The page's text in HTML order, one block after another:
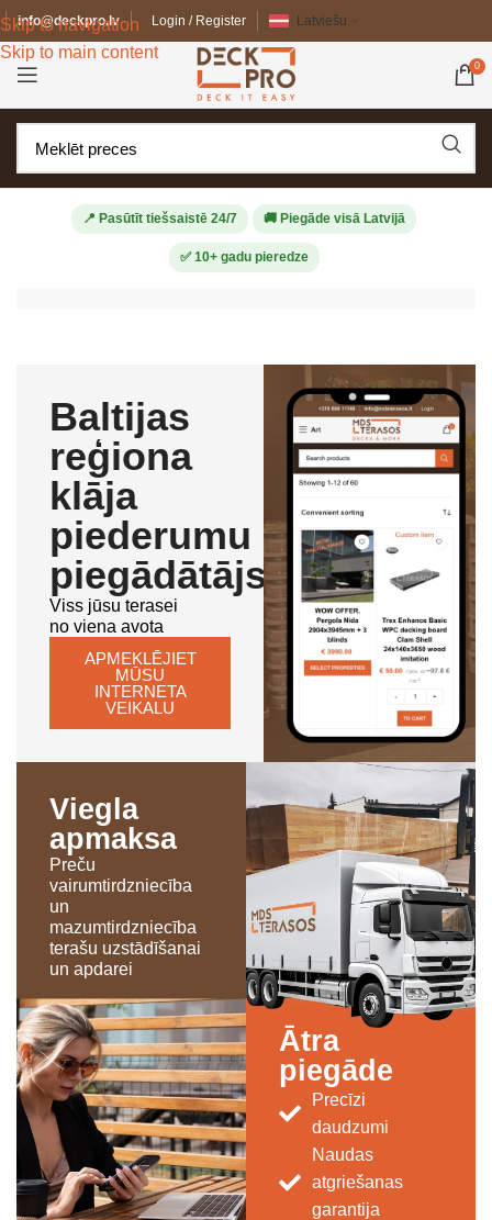
Skip to navigation
Skip to main content
info@deckpro.lv Login / Register Latviešu
0
📍 Pasūtīt tiešsaistē 24/7 🚚 Piegāde visā Latvijā
✅ 10+ gadu pieredze
Baltijas
reģiona
klāja
piederumu
piegādātājs
Viss jūsu terasei
no viena avota
APMEKLĒJIET
MŪSU
INTERNETA
VEIKALU
Viegla
apmaksa
Preču
vairumtirdzniecība
un
mazumtirdzniecība
terašu uzstādīšanai
un apdarei
Ātra
piegāde
Precīzi
daudzumi
Naudas
atgriešanas
garantija